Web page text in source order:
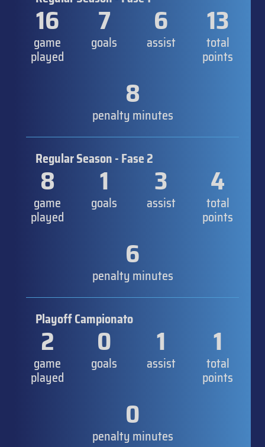
16
game
played
7
goals
6
assist
13
total
points
8
penalty minutes
Regular Season - Fase 2
8
game
played
1
goals
3
assist
4
total
points
6
penalty minutes
Playoff Campionato
2
game
played
0
goals
1
assist
1
total
points
0
penalty minutes